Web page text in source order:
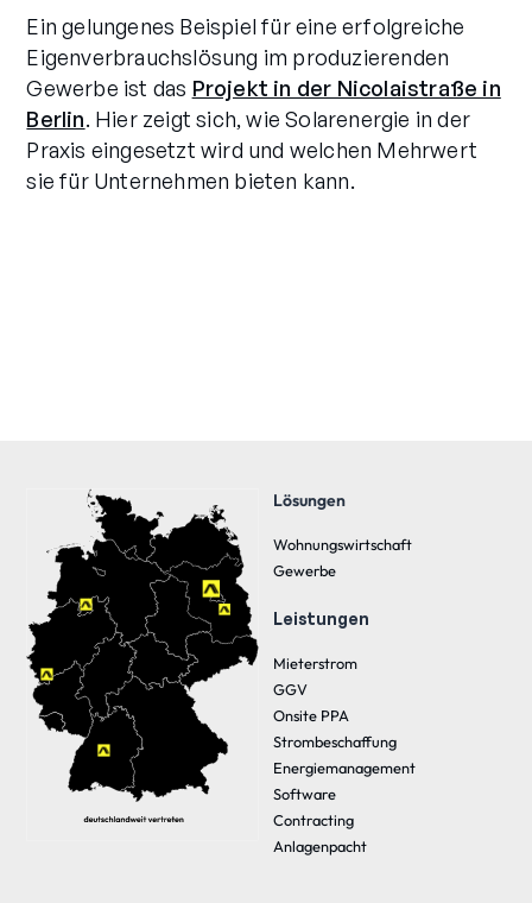
Ein gelungenes Beispiel für eine erfolgreiche
Eigenverbrauchslösung im produzierenden
Gewerbe ist das Projekt in der Nicolaistraße in
Berlin. Hier zeigt sich, wie Solarenergie in der
Praxis eingesetzt wird und welchen Mehrwert
sie für Unternehmen bieten kann.
Lösungen
Wohnungswirtschaft
Gewerbe
Leistungen
Mieterstrom
GGV
Onsite PPA
Strombeschaffung
Energiemanagement
Software
Contracting
Anlagenpacht